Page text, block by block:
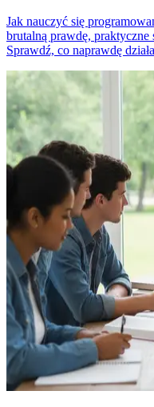
Jak nauczyć się
brutalną prawdę, praktyczne
Sprawdź, co naprawdę